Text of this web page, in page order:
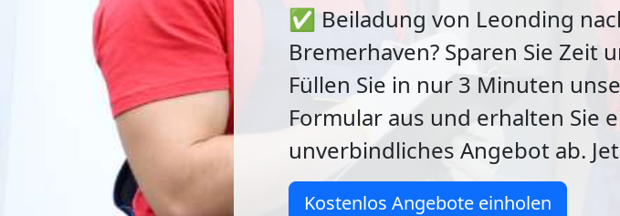
✅ Beiladung von Leonding
Bremerhaven? Sparen Sie Zeit
Füllen Sie in nur 3 Minuten
Formular aus und erhalten Sie
unverbindliches Angebot ab.
Kostenlos Angebote einholen